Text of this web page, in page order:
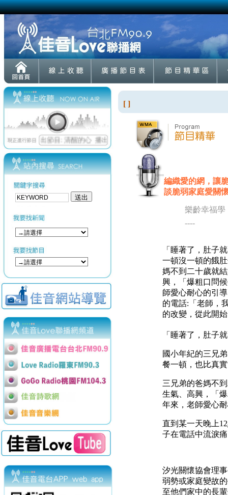
[ ]
編織愛的網，讓
談脆弱家庭愛關
樂齡幸福學
----
「睡著了，肚子
一頓沒一頓的餓
媽不到二十歲就
興，「爆粗口問
師愛心耐心的引
的電話:「老師，
的改變，從此開
「睡著了，肚子
國小年紀的三兄
餐一頓，也比真
三兄弟的爸媽不
生氣、高興，
「
年來，老師愛心
直到某一天晚上12
子在電話中流淚
汐光關懷協會理
弱勢或家庭變故
至他們家中的長